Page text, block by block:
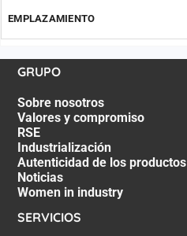
GRUPO
Sobre nosotros
Valores y compromiso
RSE
Industrialización
Autenticidad de los productos
Noticias
Women in industry
SERVICIOS